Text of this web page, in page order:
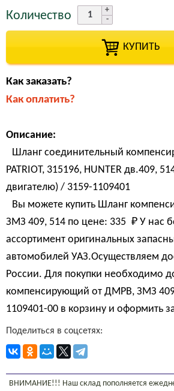
Количество
КУПИТЬ
Как заказать?
Как оплатить?
Описание:
Шланг соединительный
PATRIOT, 315196, HUNTER дв.409,
двигателю) / 3159-1109401
Вы можете купить Шланг
ЗМЗ 409, 514 по цене: 335 ₽ У нас
ассортимент оригинальных
автомобилей УАЗ.Осуществляем
России. Для покупки необходимо
компенсирующий от ДМРВ, ЗМЗ
1109401-00 в корзину и оформить
Поделиться в соцсетях:
ВНИМАНИЕ!!! Наш склад пополняется